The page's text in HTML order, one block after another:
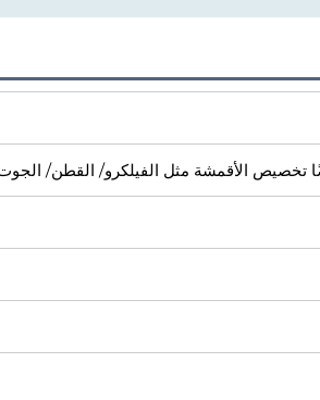
تخصيص الأقمشة مثل الفيلكرو/ القطن/